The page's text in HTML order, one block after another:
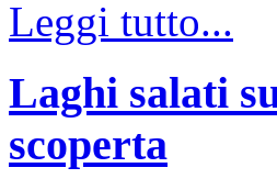
Leggi tutto...
Laghi salati
scoperta